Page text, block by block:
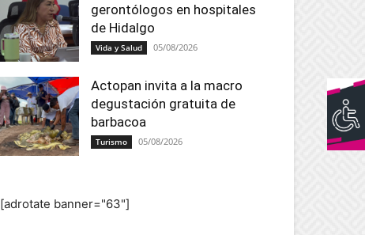
gerontólogos en hospitales
de Hidalgo
Vida y Salud 05/08/2026
Actopan invita a la macro
degustación gratuita de
barbacoa
Turismo 05/08/2026
[adrotate banner="63"]